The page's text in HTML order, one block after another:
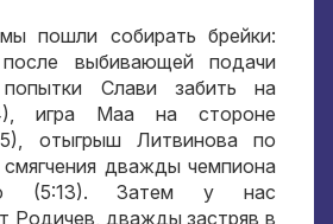
пошли собирать брейки:
выбивающей подачи
Слави забить на
игра Маа на стороне
отыгрыш Литвинова по
дважды чемпиона
(5:13). Затем у нас
Родичев, дважды застряв в